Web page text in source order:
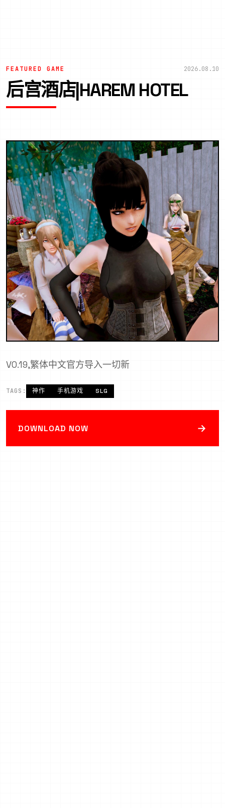
FEATURED GAME 2026.08.10
后宫酒店|HAREM HOTEL
V0.19,繁体中文官方导入一切新
TAGS: 神作 手机游戏 SLG
DOWNLOAD NOW →